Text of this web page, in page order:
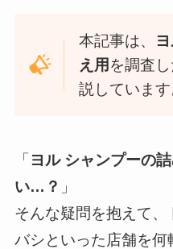
本記事は、
え用 を調査
説しています
「 ヨル シャンプーの
い…？ 」
そんな疑問を抱えて
バシといった店舗を何